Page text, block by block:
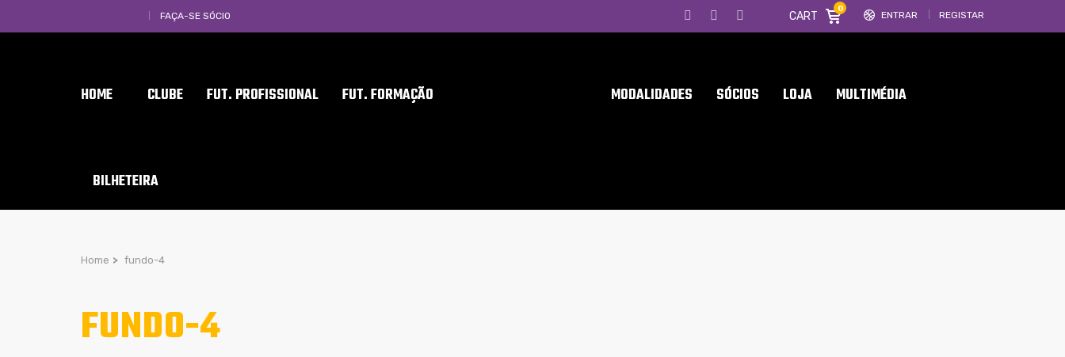
FAÇA-SE SÓCIO ENTRAR REGISTAR
CART
0
HOME CLUBE FUT. PROFISSIONAL FUT. FORMAÇÃO MODALIDADES SÓCIOS LOJA MULTIMÉDIA
BILHETEIRA
Home > fundo-4
FUNDO-4